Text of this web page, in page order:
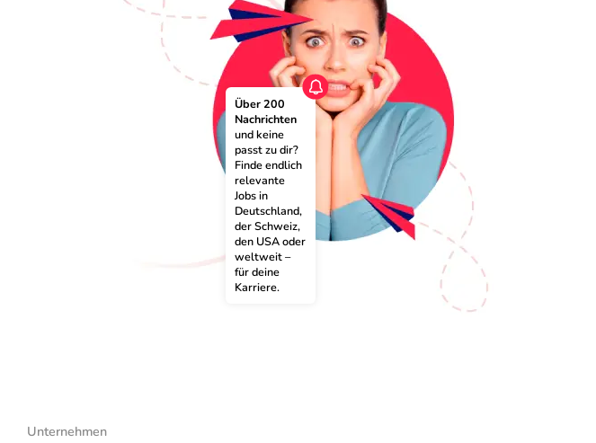
Über 200
Nachrichten
und keine
passt zu dir?
Finde endlich
relevante
Jobs in
Deutschland,
der Schweiz,
den USA oder
weltweit –
für deine
Karriere.
Unternehmen